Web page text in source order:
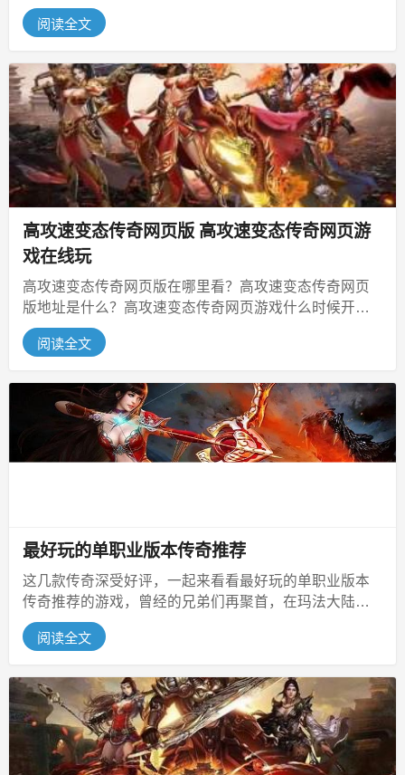
青春，用无限PK捍卫你的荣...
阅读全文
高攻速变态传奇网页版 高攻速变态传奇网页游
戏在线玩
高攻速变态传奇网页版在哪里看？高攻速变态传奇网页
版地址是什么？高攻速变态传奇网页游戏什么时候开新
区？小编为大家带来高攻速变态传奇...
阅读全文
最好玩的单职业版本传奇推荐
这几款传奇深受好评，一起来看看最好玩的单职业版本
传奇推荐的游戏，曾经的兄弟们再聚首，在玛法大陆开
启热血战斗，快来看看2023单职...
阅读全文